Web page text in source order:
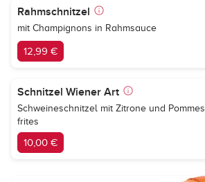
Rahmschnitzel
mit Champignons in Rahmsauce
12,99 €
Schnitzel Wiener Art
Schweineschnitzel mit Zitrone und Pommes
frites
10,00 €